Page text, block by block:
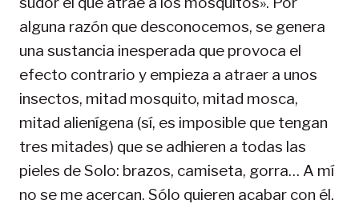
alguna razón que desconocemos, se genera
una sustancia inesperada que provoca el
efecto contrario y empieza a atraer a unos
insectos, mitad mosquito, mitad mosca,
mitad alienígena (sí, es imposible que tengan
tres mitades) que se adhieren a todas las
pieles de Solo: brazos, camiseta, gorra… A mí
no se me acercan. Sólo quieren acabar con él.